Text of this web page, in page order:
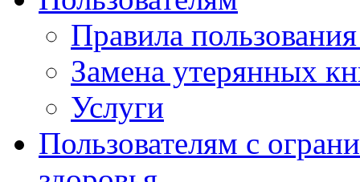
Правила
Замена утерянных
Услуги
Пользователям с